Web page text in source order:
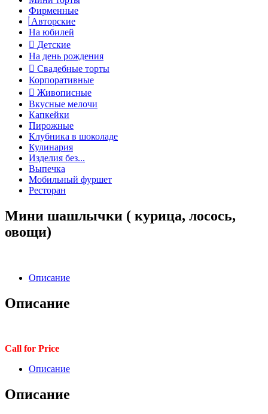
Фирменные
Авторские
На юбилей
Детские
На день рождения
Свадебные торты
Корпоративные
Живописные
Вкусные мелочи
Капкейки
Пирожные
Клубника в шоколаде
Кулинария
Изделия без...
Выпечка
Мобильный фуршет
Ресторан
Мини шашлычки ( курица, лосось,
овощи)
Описание
Описание
Call for Price
Описание
Описание